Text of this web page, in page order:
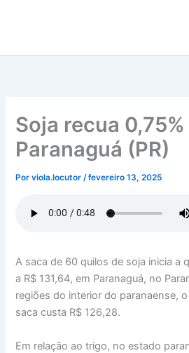
conteúdo
Soja recua 0,75%
Paranaguá (PR)
Porviola.locutor/fevereiro 13, 2025
A saca de 60 quilos de soja inicia a
a R$ 131,64, em Paranaguá, no
regiões do interior do paranaense,
saca custa R$ 126,28.
Em relação ao trigo, no estado